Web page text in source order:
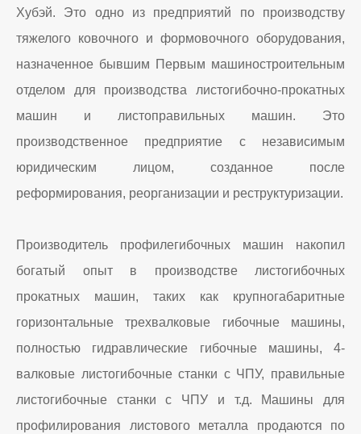
Хубэй. Это одно из предприятий по производству
тяжелого ковочного и формовочного оборудования,
назначенное бывшим Первым машиностроительным
отделом для производства листогибочно-прокатных
машин и листоправильных машин. Это
производственное предприятие с независимым
юридическим лицом, созданное после
реформирования, реорганизации и реструктуризации.
Производитель профилегибочных машин накопил
богатый опыт в производстве листогибочных
прокатных машин, таких как крупногабаритные
горизонтальные трехвалковые гибочные машины,
полностью гидравлические гибочные машины, 4-
валковые листогибочные станки с ЧПУ, правильные
листогибочные станки с ЧПУ и т.д. Машины для
профилирования листового металла продаются по